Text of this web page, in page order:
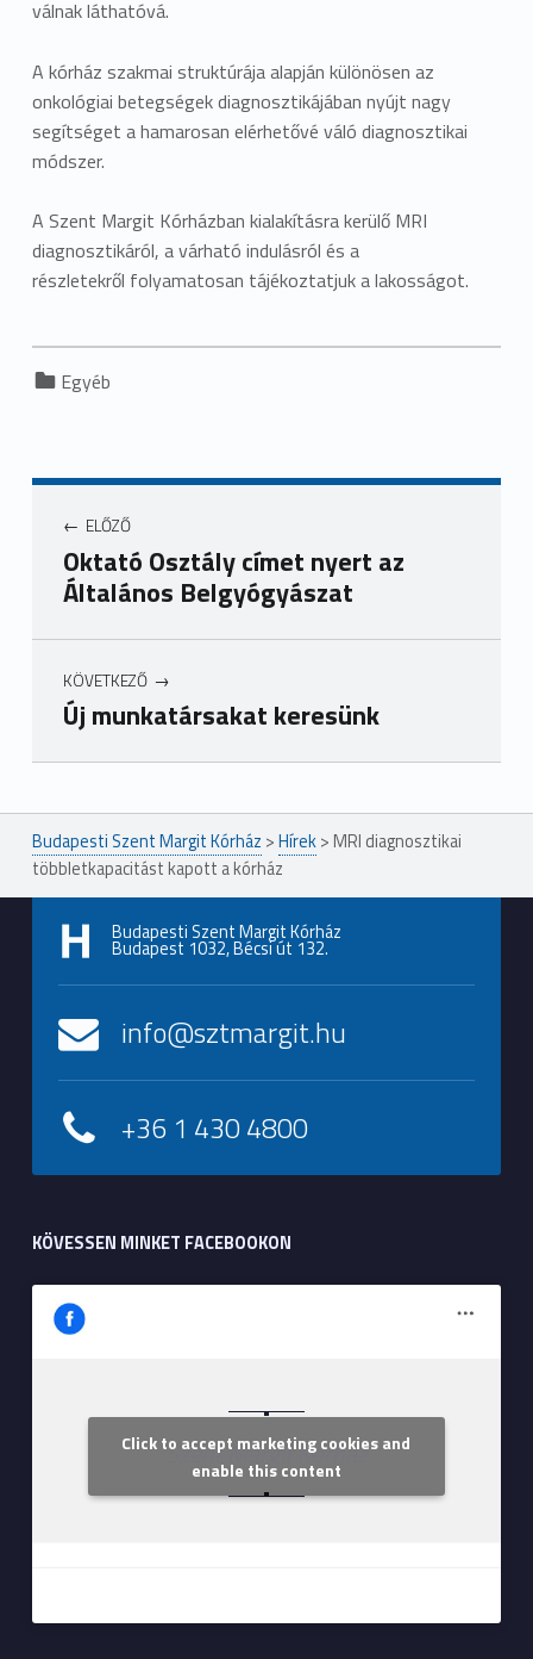
válnak láthatóvá.
A kórház szakmai struktúrája alapján különösen az
onkológiai betegségek diagnosztikájában nyújt nagy
segítséget a hamarosan elérhetővé váló diagnosztikai
módszer.
A Szent Margit Kórházban kialakításra kerülő MRI
diagnosztikáról, a várható indulásról és a
részletekről folyamatosan tájékoztatjuk a lakosságot.
Categorized in:
Egyéb
ELŐZŐ
Oktató Osztály címet nyert az
Általános Belgyógyászat
KÖVETKEZŐ
Új munkatársakat keresünk
Ugrás a főmenühöz
Budapesti Szent Margit Kórház >Hírek> MRI diagnosztikai
többletkapacitást kapott a kórház
Budapesti Szent Margit Kórház
Budapest 1032, Bécsi út 132.
info@sztmargit.hu
+36 1 430 4800
KÖVESSEN MINKET FACEBOOKON
Szent Margit Kórház
Click to accept marketing cookies and
enable this content